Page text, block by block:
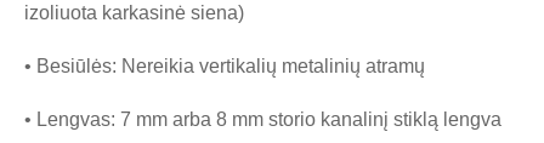
izoliuota karkasinė siena)
• Besiūlės: Nereikia vertikalių metalinių atramų
• Lengvas: 7 mm arba 8 mm storio kanalinį stiklą lengva